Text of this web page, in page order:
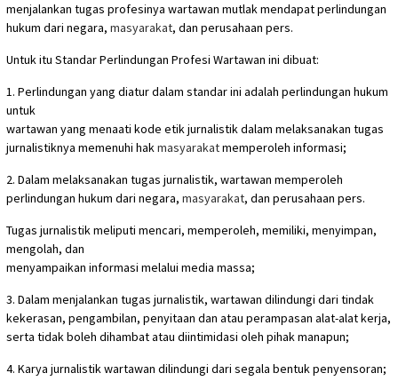
menjalankan tugas profesinya wartawan mutlak mendapat perlindungan
hukum dari negara, masyarakat, dan perusahaan pers.
Untuk itu Standar Perlindungan Profesi Wartawan ini dibuat:
1. Perlindungan yang diatur dalam standar ini adalah perlindungan hukum
untuk
wartawan yang menaati kode etik jurnalistik dalam melaksanakan tugas
jurnalistiknya memenuhi hakmasyarakatmemperoleh informasi;
2. Dalam melaksanakan tugas jurnalistik, wartawan memperoleh
perlindungan hukum dari negara, masyarakat, dan perusahaan pers.
Tugas jurnalistik meliputi mencari, memperoleh, memiliki, menyimpan,
mengolah, dan
menyampaikan informasi melalui media massa;
3. Dalam menjalankan tugas jurnalistik, wartawan dilindungi dari tindak
kekerasan, pengambilan, penyitaan dan atau perampasan alat-alat kerja,
serta tidak boleh dihambat atau diintimidasi oleh pihak manapun;
4. Karya jurnalistik wartawan dilindungi dari segala bentuk penyensoran;